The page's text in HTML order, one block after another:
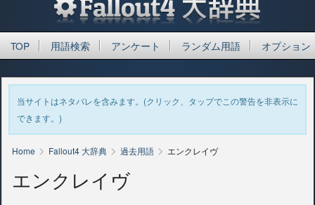
TOP 用語検索 アンケート ランダム用語 オプション
当サイトはネタバレを含みます。(クリック、タップでこの警告を非表示に
できます。)
Home > Fallout4 大辞典 > 過去用語 > エンクレイヴ
エンクレイヴ